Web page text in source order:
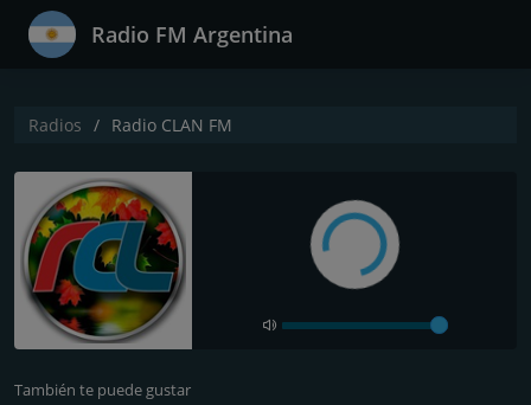
Radio FM Argentina
Radios Radio CLAN FM
También te puede gustar